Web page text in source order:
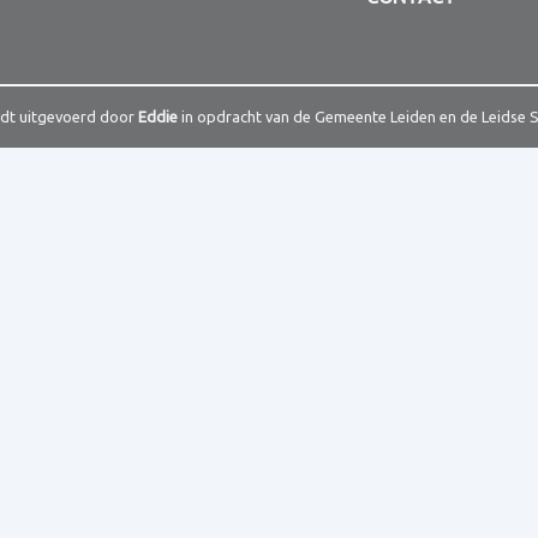
uitgevoerd door Eddie in opdracht van de Gemeente Leiden en de Leidse